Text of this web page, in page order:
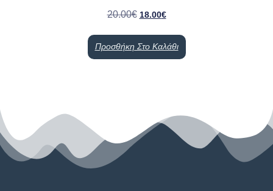
20.00€ 18.00€
Προσθήκη Στο Καλάθι